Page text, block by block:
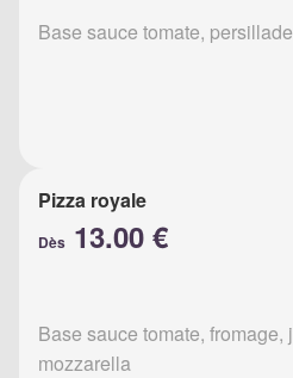
Base sauce tomate,
Pizza royale
Dès 13.00 €
Base sauce tomate,
mozzarella